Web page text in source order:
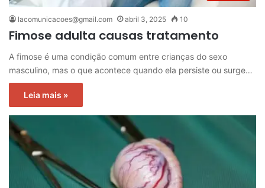
lacomunicacoes@gmail.com abril 3, 2025 10
Fimose adulta causas tratamento
A fimose é uma condição comum entre crianças do sexo
masculino, mas o que acontece quando ela persiste ou surge…
Leia mais »